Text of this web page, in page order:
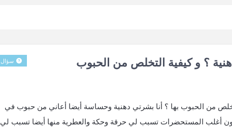
؟ و كيفية التخلص من الحبوب
سؤال
من الحبوب بها ؟ أنا بشرتي دهنية وحساسة أيضا أعاني من حبوب في
أغلب المستحضرات تسبب لي حرقة وحكة والعطرية منها أيضا تسبب لي